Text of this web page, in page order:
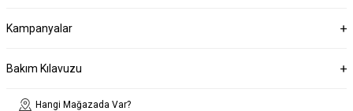
Kampanyalar
Bakım Kılavuzu
Hangi Mağazada Var?